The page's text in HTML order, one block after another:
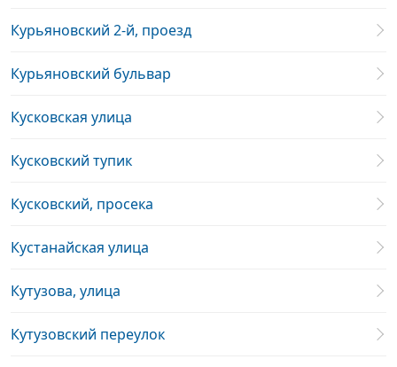
Курьяновский 2-й, проезд
Курьяновский бульвар
Кусковская улица
Кусковский тупик
Кусковский, просека
Кустанайская улица
Кутузова, улица
Кутузовский переулок